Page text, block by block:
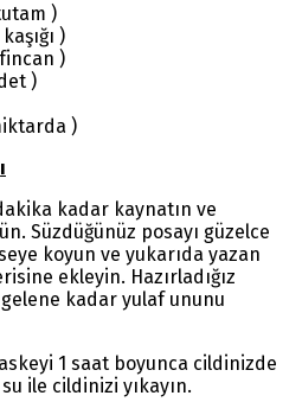
)
)
)
)
)
kadar kaynatın ve
Süzdüğünüz posayı güzelce
koyun ve yukarıda yazan
ekleyin. Hazırladığız
gelene kadar yulaf ununu
1 saat boyunca cildinizde
ile cildinizi yıkayın.